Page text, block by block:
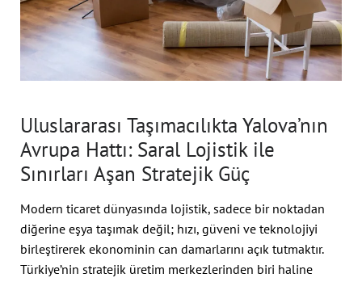
Uluslararası Taşımacılıkta Yalova’nın
Avrupa Hattı: Saral Lojistik ile
Sınırları Aşan Stratejik Güç
Modern ticaret dünyasında lojistik, sadece bir noktadan
diğerine eşya taşımak değil; hızı, güveni ve teknolojiyi
birleştirerek ekonominin can damarlarını açık tutmaktır.
Türkiye’nin stratejik üretim merkezlerinden biri haline